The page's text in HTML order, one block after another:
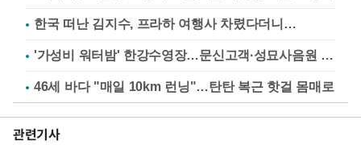
한국 떠난 김지수, 프라하 여행사 차렸다더니…
'가성비 워터밤' 한강수영장…문신고객·성묘사음원 민원
46세 바다 "매일 10km 런닝"…탄탄 복근 핫걸 몸매로
관련기사